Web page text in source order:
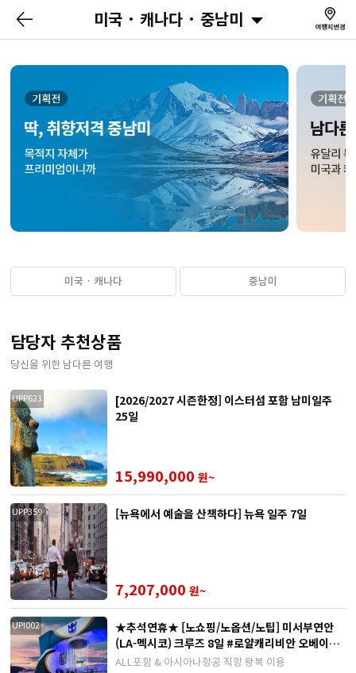
미국 · 캐나다 · 중남미
미국 · 캐나다 중남미
담당자 추천상품
당신을 위한 남다른 여행
UPP623
[2026/2027 시즌한정] 이스터섬 포함 남미일주
25일
15,990,000 원~
UPP359 [뉴욕에서 예술을 산책하다] 뉴욕 일주 7일
7,207,000 원~
UPI002
★추석연휴★ [노쇼핑/노옵션/노팁] 미서부연안
(LA-멕시코) 크루즈 8일 #로얄캐리비안 오베이션
호
ALL포함 & 아시아나항공 직항 왕복 이용